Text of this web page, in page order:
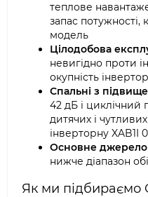
теплове
запас потужності,
модель
Цілодобова
невигідно проти
окупність
Спальні з
42 дБ і циклічний
дитячих і
інверторну XAB1I
Основне
нижче діапазон
Як ми підбираємо